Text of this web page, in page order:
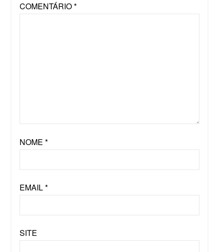
COMENTÁRIO*
NOME *
EMAIL*
SITE